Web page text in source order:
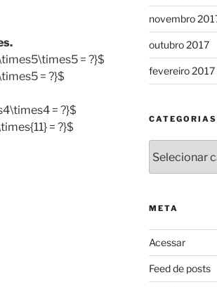
= ?}$
= ?}$
= ?}$
= ?}$
novembro
outubro 2017
fevereiro 2017
CATEGORIAS
META
Acessar
Feed de posts